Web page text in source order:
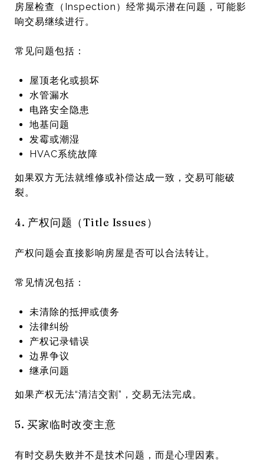
房屋检查（Inspection）经常揭示潜在问题，可能影
响交易继续进行。
常见问题包括：
屋顶老化或损坏
水管漏水
电路安全隐患
地基问题
发霉或潮湿
HVAC系统故障
如果双方无法就维修或补偿达成一致，交易可能破
裂。
4. 产权问题（Title Issues）
产权问题会直接影响房屋是否可以合法转让。
常见情况包括：
未清除的抵押或债务
法律纠纷
产权记录错误
边界争议
继承问题
如果产权无法“清洁交割”，交易无法完成。
5. 买家临时改变主意
有时交易失败并不是技术问题，而是心理因素。